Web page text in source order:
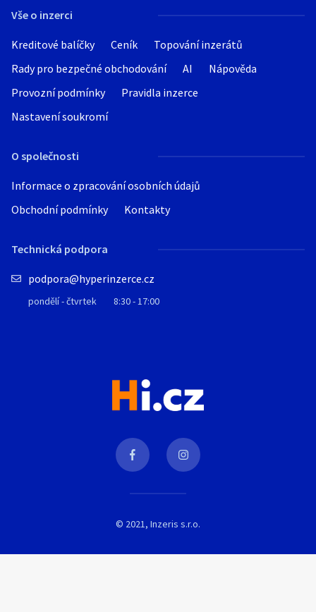
Vše o inzerci
Kreditové balíčky Ceník
Topování inzerátů
Rady pro bezpečné obchodování
AI
Nápověda
Provozní podmínky
Pravidla inzerce
Nastavení soukromí
O společnosti
Informace o zpracování osobních údajů
Obchodní podmínky
Kontakty
Technická podpora
podpora@hyperinzerce.cz
pondělí - čtvrtek 8:30 - 17:00
© 2021, Inzeris s.r.o.